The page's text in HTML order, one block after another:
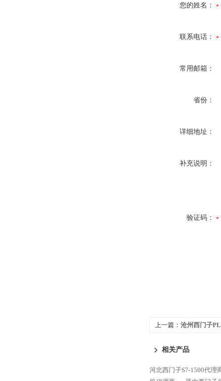
您的姓名：
联系电话：
常用邮箱：
省份：
详细地址：
补充说明：
验证码：
上一篇： 沧州西门子
相关产品
河北西门子S7-1500代理